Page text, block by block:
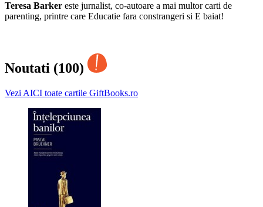
Teresa Barker este jurnalist, co-autoare a mai multor carti de
parenting, printre care Educatie fara constrangeri si E baiat!
Noutati (100)
Vezi AICI toate cartile GiftBooks.ro